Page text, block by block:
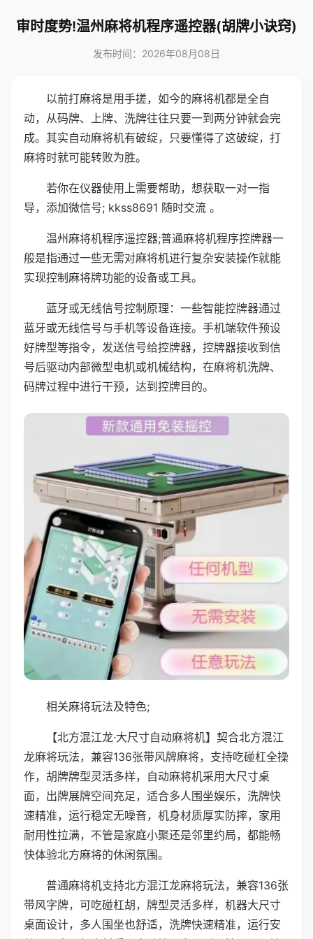
审时度势!温州麻将机程序遥控器(胡牌小诀窍)
发布时间：2026年08月08日
以前打麻将是用手搓，如今的麻将机都是全自
动，从码牌、上牌、洗牌往往只要一到两分钟就会完
成。其实自动麻将机有破绽，只要懂得了这破绽，打
麻将时就可能转败为胜。
若你在仪器使用上需要帮助，想获取一对一指
导，添加微信号; kkss8691 随时交流 。
温州麻将机程序遥控器;普通麻将机程序控牌器一
般是指通过一些无需对麻将机进行复杂安装操作就能
实现控制麻将牌功能的设备或工具。
蓝牙或无线信号控制原理：一些智能控牌器通过
蓝牙或无线信号与手机等设备连接。手机端软件预设
好牌型等指令，发送信号给控牌器，控牌器接收到信
号后驱动内部微型电机或机械结构，在麻将机洗牌、
码牌过程中进行干预，达到控牌目的。
相关麻将玩法及特色;
【北方混江龙·大尺寸自动麻将机】契合北方混江
龙麻将玩法，兼容136张带风牌麻将，支持吃碰杠全操
作，胡牌牌型灵活多样，自动麻将机采用大尺寸桌
面，出牌展牌空间充足，适合多人围坐娱乐，洗牌快
速精准，运行稳定无噪音，机身材质厚实防摔，家用
耐用性拉满，不管是家庭小聚还是邻里约局，都能畅
快体验北方麻将的休闲氛围。
普通麻将机支持北方混江龙麻将玩法，兼容136张
带风字牌，可吃碰杠胡，牌型灵活多样，机器大尺寸
桌面设计，多人围坐也舒适，洗牌快速精准，运行安